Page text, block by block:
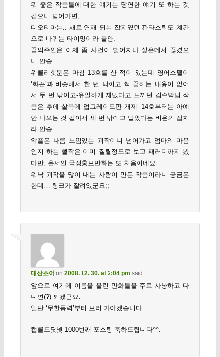
뭐 좋은 작품들에 대한 얘기는 당연한 얘기 또 하는 것
같으니 넘어가면,
디오티마는.. 새로 연재 되는 잡지였던 판타스틱도 계간
으로 바뀌는 타이밍이라 불안.
꿈의주인은 이제 좀 사건이 벌어지나 싶은데서 끊겼으
니 안습.
위클리핫툰은 마침 13호를 산 적이 있는데 영어스펠이
‘화끈’과 비슷해서 한 번 낚이고 썩 꽂히는 내용이 없어
서 두 번 낚이고-유일하게 재밌다고 느끼던 김수박님 작
품은 후에 살북에 업그레이드판 개제- 14호부터는 아예
안 나오는 것 같아서 세 번 낚이고 말았다는 비운의 잡지
라 안습.
악플은 나름 느낌있는 괴작이니 넘어가고 엄마의 마음
인지 하는 뻘작은 이미 질릴정도로 보고 패러디까지 봤
다만, 윤서인 국정홍보만화는 또 처음이네요.
워낙 괴작을 많이 내는 사람이 만든 작품이라니 궁금은
한데… 링크가 잘려있군요;;
대산초어 on 2008. 12. 30. at 2:04 pm said:
앞으로 여기에 이름을 올린 만화들을 주로 사냥하고 다
니면(?) 되겠군요.
일단 ‘무한동력’부터 보러 가야겠습니다.
캡콜드닷넷 1000번째 포스팅 축하드립니다^^.